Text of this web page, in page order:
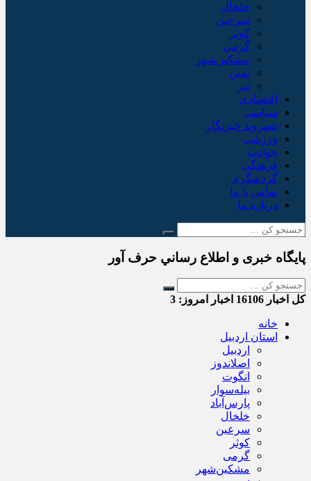
خلخال
سرعین
کوثر
گرمی
مشکین‌شهر
نمین
نیر
اقتصادی
سیاسی
شهروند خبرنگار
ورزشی
حوادث
فرهنگی
گردشگری
تماس با ما
درباره ما
پایگاه خبری و اطلاع رساني حرف آور
کل اخبار اخبار امروز: 3
خانه
استان اردبیل
اردبیل
اصلاندوز
انگوت
بیله‌سوار
پارس‌آباد
خلخال
سرعین
کوثر
گرمی
مشکین‌شهر